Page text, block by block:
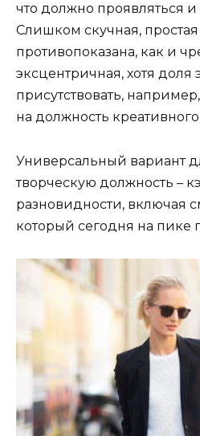
что должно проявляться
Слишком скучная,
противопоказана, как и
эксцентричная, хотя доля
присутствовать,
на должность
Универсальный вариант
творческую должность –
разновидности, включая
который сегодня на пике